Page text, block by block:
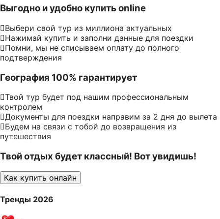
Выгодно и удобно купить online
Выбери свой тур из миллиона актуальных
Нажимай купить и заполни данные для поездки
Помни, мы не списываем оплату до полного
подтверждения
География 100% гарантирует
Твой тур будет под нашим профессиональным
контролем
Документы для поездки направим за 2 дня до вылета
Будем на связи с тобой до возвращения из
путешествия
Твой отдых будет классный! Вот увидишь!
Как купить онлайн
Тренды 2026